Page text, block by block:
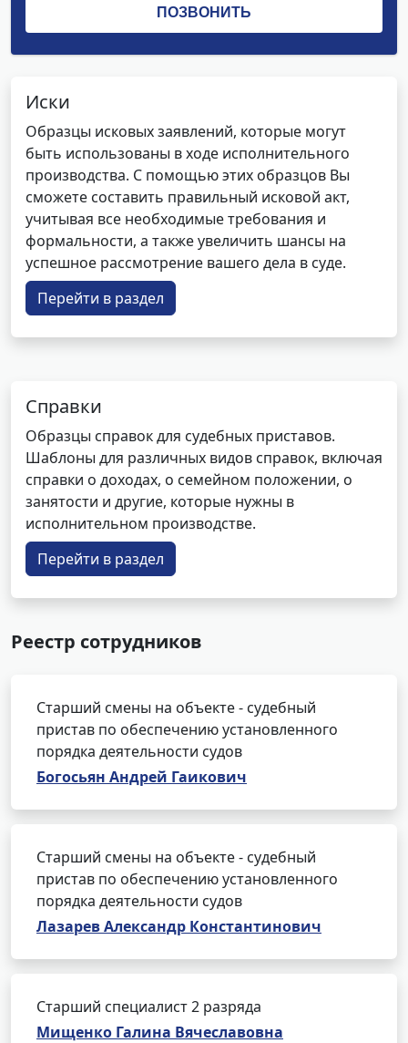
Иски
Образцы исковых заявлений, которые могут
быть использованы в ходе исполнительного
производства. С помощью этих образцов Вы
сможете составить правильный исковой акт,
учитывая все необходимые требования и
формальности, а также увеличить шансы на
успешное рассмотрение вашего дела в суде.
Перейти в раздел
Справки
Образцы справок для судебных приставов.
Шаблоны для различных видов справок, включая
справки о доходах, о семейном положении, о
занятости и другие, которые нужны в
исполнительном производстве.
Перейти в раздел
Реестр сотрудников
Старший смены на объекте - судебный
пристав по обеспечению установленного
порядка деятельности судов
Богосьян Андрей Гаикович
Старший смены на объекте - судебный
пристав по обеспечению установленного
порядка деятельности судов
Лазарев Александр Константинович
Старший специалист 2 разряда
Мищенко Галина Вячеславовна